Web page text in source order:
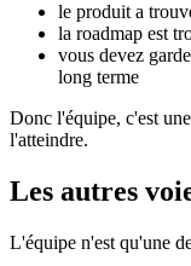
le produit a
la roadmap est
vous devez
long terme
Donc l'équipe, c'est
l'atteindre.
Les autres
L'équipe n'est qu'une